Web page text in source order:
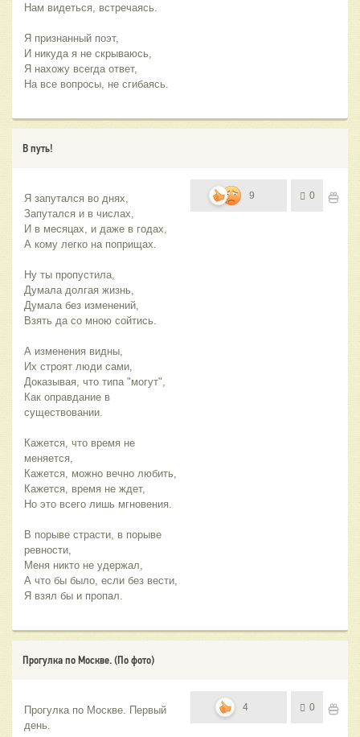
Нам видеться, встречаясь.
Я признанный поэт,
И никуда я не скрываюсь,
Я нахожу всегда ответ,
На все вопросы, не сгибаясь.
В путь!
Я запутался во днях,
Запутался и в числах,
И в месяцах, и даже в годах,
А кому легко на поприщах.
Ну ты пропустила,
Думала долгая жизнь,
Думала без изменений,
Взять да со мною сойтись.
А изменения видны,
Их строят люди сами,
Доказывая, что типа "могут",
Как оправдание в
существовании.
Кажется, что время не
меняется,
Кажется, можно вечно любить,
Кажется, время не ждет,
Но это всего лишь мгновения.
В порыве страсти, в порыве
ревности,
Меня никто не удержал,
А что бы было, если без вести,
Я взял бы и пропал.
9 0
Прогулка по Москве. (По фото)
Прогулка по Москве. Первый
день.
4 0